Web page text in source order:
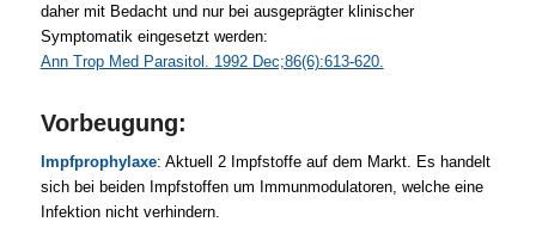
daher mit Bedacht und nur bei ausgeprägter klinischer
Symptomatik eingesetzt werden:
Ann Trop Med Parasitol. 1992 Dec;86(6):613-620.
Vorbeugung:
Impfprophylaxe: Aktuell 2 Impfstoffe auf dem Markt. Es handelt
sich bei beiden Impfstoffen um Immunmodulatoren, welche eine
Infektion nicht verhindern.